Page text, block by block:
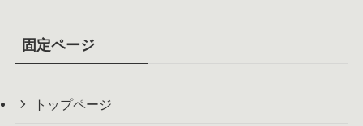
固定ページ
トップページ